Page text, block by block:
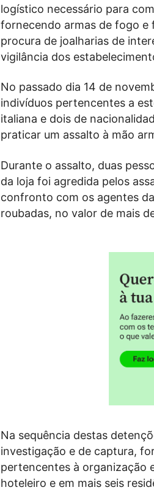
logístico necessário para
fornecendo armas de fogo e
procura de joalharias de
vigilância dos
No passado dia 14 de
indivíduos pertencentes a
italiana e dois de
praticar um assalto à mão
Durante o assalto, duas
da loja foi agredida pelos
confronto com os agentes
roubadas, no valor de mais
Na sequência destas
investigação e de captura,
pertencentes à organização
hoteleiro e em mais seis